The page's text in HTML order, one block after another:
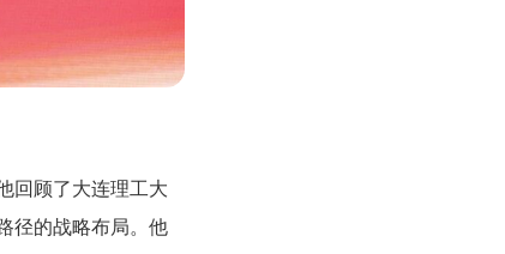
回顾了大连理工大
径的战略布局。他